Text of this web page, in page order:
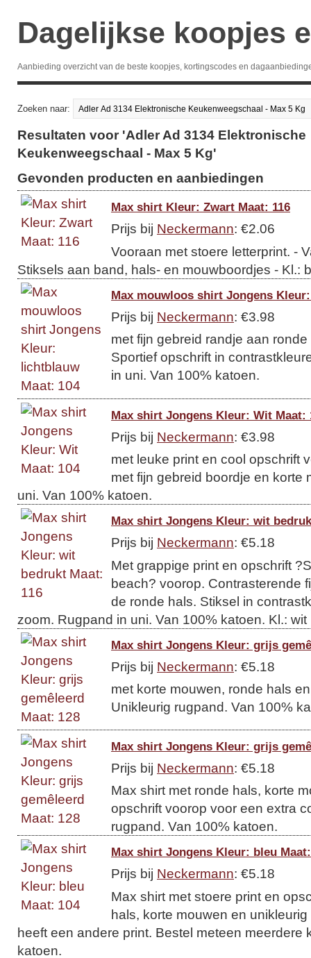
Dagelijkse koopjes
Aanbieding overzicht van de beste koopjes, kortingscodes en
Zoeken naar:
Resultaten voor 'Adler Ad 3134 Elektronische
Keukenweegschaal - Max 5 Kg'
Gevonden producten en aanbiedingen
Max shirt Kleur: Zwart Maat: 116
Prijs bij Neckermann: €2.06
Vooraan met stoere letterprint. -
Stiksels aan band, hals- en mouwboordjes - Kl.:
Max mouwloos shirt Jongens
Prijs bij Neckermann: €3.98
met fijn gebreid randje aan
Sportief opschrift in
in uni. Van 100% katoen.
Max shirt Jongens Kleur: Wit Maat:
Prijs bij Neckermann: €3.98
met leuke print en cool opschrift
met fijn gebreid boordje en korte
uni. Van 100% katoen.
Max shirt Jongens Kleur: wit
Prijs bij Neckermann: €5.18
Met grappige print en opschrift
beach? voorop. Contrasterende
de ronde hals. Stiksel in
zoom. Rugpand in uni. Van 100% katoen. Kl.:
Max shirt Jongens Kleur: grijs
Prijs bij Neckermann: €5.18
met korte mouwen, ronde hals
Unikleurig rugpand. Van 100%
Max shirt Jongens Kleur: grijs
Prijs bij Neckermann: €5.18
Max shirt met ronde hals, korte
opschrift voorop voor een extra
rugpand. Van 100% katoen.
Max shirt Jongens Kleur: bleu
Prijs bij Neckermann: €5.18
Max shirt met stoere print en
hals, korte mouwen en
heeft een andere print. Bestel meteen meerdere
katoen.